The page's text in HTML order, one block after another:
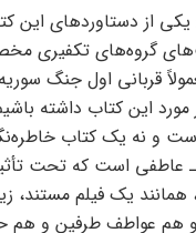
از دستاوردهای این
گروه‌های تکفیری
قربانی اول جنگ سوریه
این کتاب داشته
و نه یک کتاب
ـ عاطفی است که تحت
یک فیلم مستند،
هم عواطف طرفین و هم